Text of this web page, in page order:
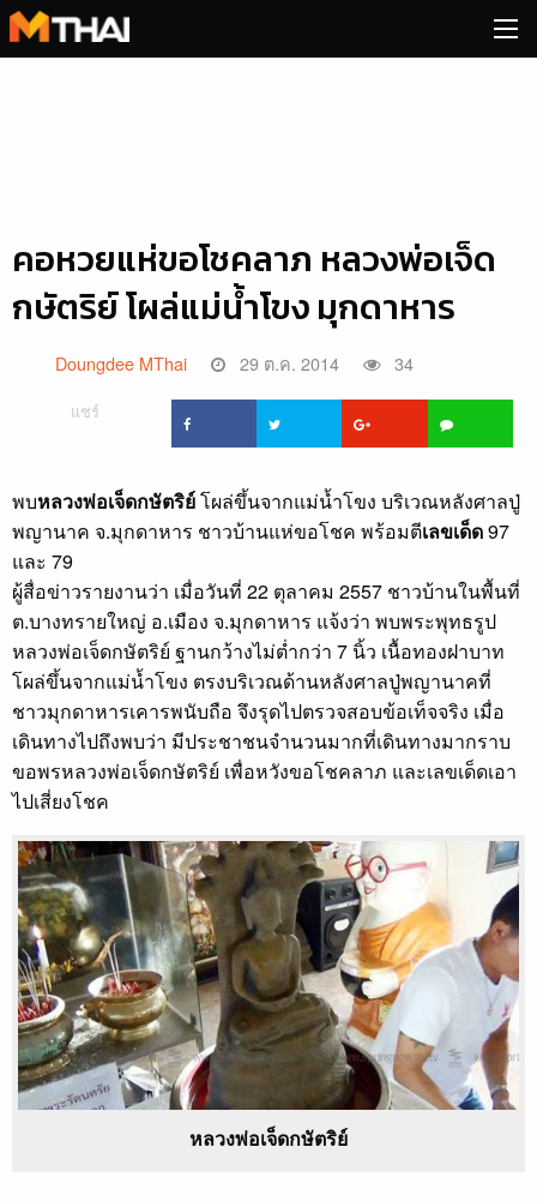
Skip
to
คอหวยแห่ขอโชคลาภ หลวงพ่อเจ็ด
กษัตริย์ โผล่แม่น้ำโขง มุกดาหาร
Doungdee MThai 29 ต.ค. 2014 34
แชร์
พบหลวงพ่อเจ็ดกษัตริย์โผล่ขึ้นจากแม่น้ำโขง บริเวณหลังศาลปู่
พญานาค จ.มุกดาหาร ชาวบ้านแห่ขอโชค พร้อมตีเลขเด็ด97
และ 79
ผู้สื่อข่าวรายงานว่า เมื่อวันที่ 22 ตุลาคม 2557 ชาวบ้านในพื้นที่
ต.บางทรายใหญ่ อ.เมือง จ.มุกดาหาร แจ้งว่า พบพระพุทธรูป
หลวงพ่อเจ็ดกษัตริย์ ฐานกว้างไม่ต่ำกว่า 7 นิ้ว เนื้อทองฝาบาท
โผล่ขึ้นจากแม่น้ำโขง ตรงบริเวณด้านหลังศาลปู่พญานาคที่
ชาวมุกดาหารเคารพนับถือ จึงรุดไปตรวจสอบข้อเท็จจริง เมื่อ
เดินทางไปถึงพบว่า มีประชาชนจำนวนมากที่เดินทางมากราบ
ขอพรหลวงพ่อเจ็ดกษัตริย์ เพื่อหวังขอโชคลาภ และเลขเด็ดเอา
ไปเสี่ยงโชค
หลวงพ่อเจ็ดกษัตริย์